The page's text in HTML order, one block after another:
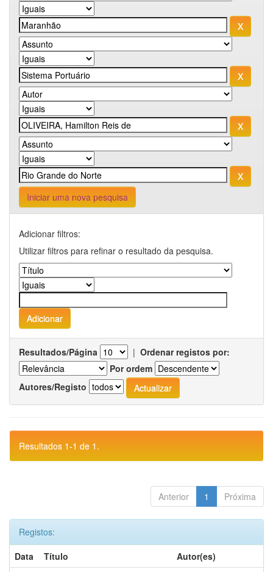
Iniciar uma nova pesquisa
Adicionar filtros:
Utilizar filtros para refinar o resultado da pesquisa.
Resultados/Página | Ordenar registos por:
Por ordem
Autores/Registo
Resultados 1-1 de 1.
Anterior 1 Próxima
Registos:
Data
Título
Autor(es)